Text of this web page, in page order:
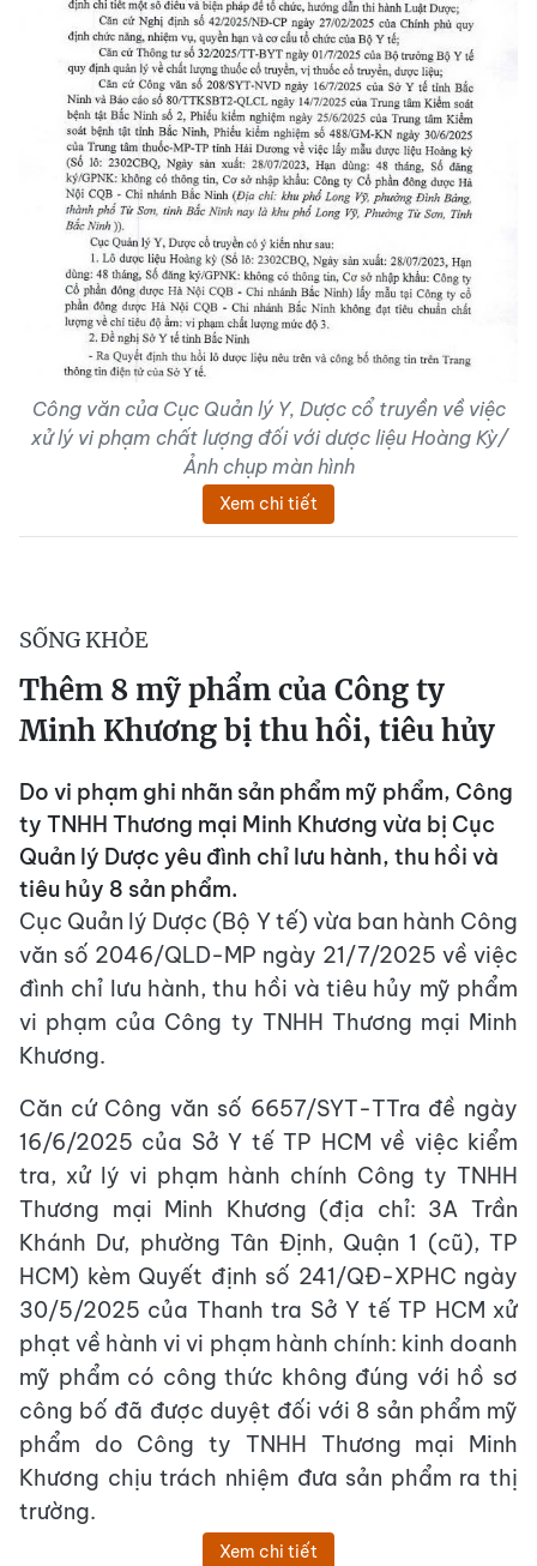
Công văn của Cục Quản lý Y, Dược cổ truyền về việc
xử lý vi phạm chất lượng đối với dược liệu Hoàng Kỳ/
Ảnh chụp màn hình
Xem chi tiết
SỐNG KHỎE
Thêm 8 mỹ phẩm của Công ty
Minh Khương bị thu hồi, tiêu hủy
Do vi phạm ghi nhãn sản phẩm mỹ phẩm, Công
ty TNHH Thương mại Minh Khương vừa bị Cục
Quản lý Dược yêu đình chỉ lưu hành, thu hồi và
tiêu hủy 8 sản phẩm.
Cục Quản lý Dược (Bộ Y tế) vừa ban hành Công
văn số 2046/QLD-MP ngày 21/7/2025 về việc
đình chỉ lưu hành, thu hồi và tiêu hủy mỹ phẩm
vi phạm của Công ty TNHH Thương mại Minh
Khương.
Căn cứ Công văn số 6657/SYT-TTra đề ngày
16/6/2025 của Sở Y tế TP HCM về việc kiểm
tra, xử lý vi phạm hành chính Công ty TNHH
Thương mại Minh Khương (địa chỉ: 3A Trần
Khánh Dư, phường Tân Định, Quận 1 (cũ), TP
HCM) kèm Quyết định số 241/QĐ-XPHC ngày
30/5/2025 của Thanh tra Sở Y tế TP HCM xử
phạt về hành vi vi phạm hành chính: kinh doanh
mỹ phẩm có công thức không đúng với hồ sơ
công bố đã được duyệt đối với 8 sản phẩm mỹ
phẩm do Công ty TNHH Thương mại Minh
Khương chịu trách nhiệm đưa sản phẩm ra thị
trường.
Xem chi tiết